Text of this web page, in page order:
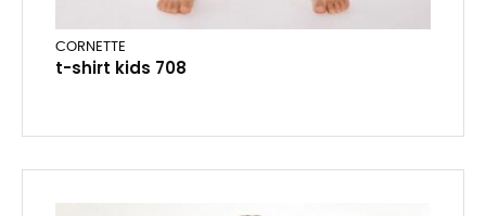
CORNETTE
t-shirt kids 708